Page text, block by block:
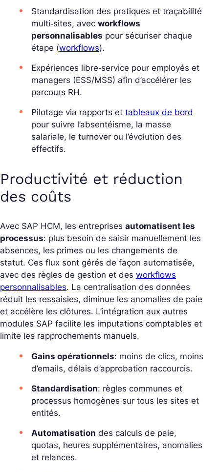
Standardisation des pratiques et traçabilité
multi‑sites, avec workflows
personnalisables pour sécuriser chaque
étape (workflows).
Expériences libre‑service pour employés et
managers (ESS/MSS) afin d’accélérer les
parcours RH.
Pilotage via rapports et tableaux de bord
pour suivre l’absentéisme, la masse
salariale, le turnover ou l’évolution des
effectifs.
Productivité et réduction
des coûts
Avec SAP HCM, les entreprises automatisent les
processus: plus besoin de saisir manuellement les
absences, les primes ou les changements de
statut. Ces flux sont gérés de façon automatisée,
avec des règles de gestion et des workflows
personnalisables. La centralisation des données
réduit les ressaisies, diminue les anomalies de paie
et accélère les clôtures. L’intégration aux autres
modules SAP facilite les imputations comptables et
limite les rapprochements manuels.
Gains opérationnels: moins de clics, moins
d’emails, délais d’approbation raccourcis.
Standardisation: règles communes et
processus homogènes sur tous les sites et
entités.
Automatisation des calculs de paie,
quotas, heures supplémentaires, anomalies
et relances.